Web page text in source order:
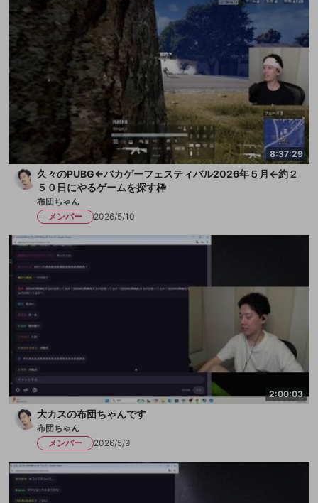
8:37:29
久々のPUBG←バカゲーフェスティバル2026年５月←約２
５０日にやるゲームを探す枠
布団ちゃん
メンバー
2026/5/10
2:00:03
大カスの布団ちゃんです
布団ちゃん
メンバー
2026/5/9